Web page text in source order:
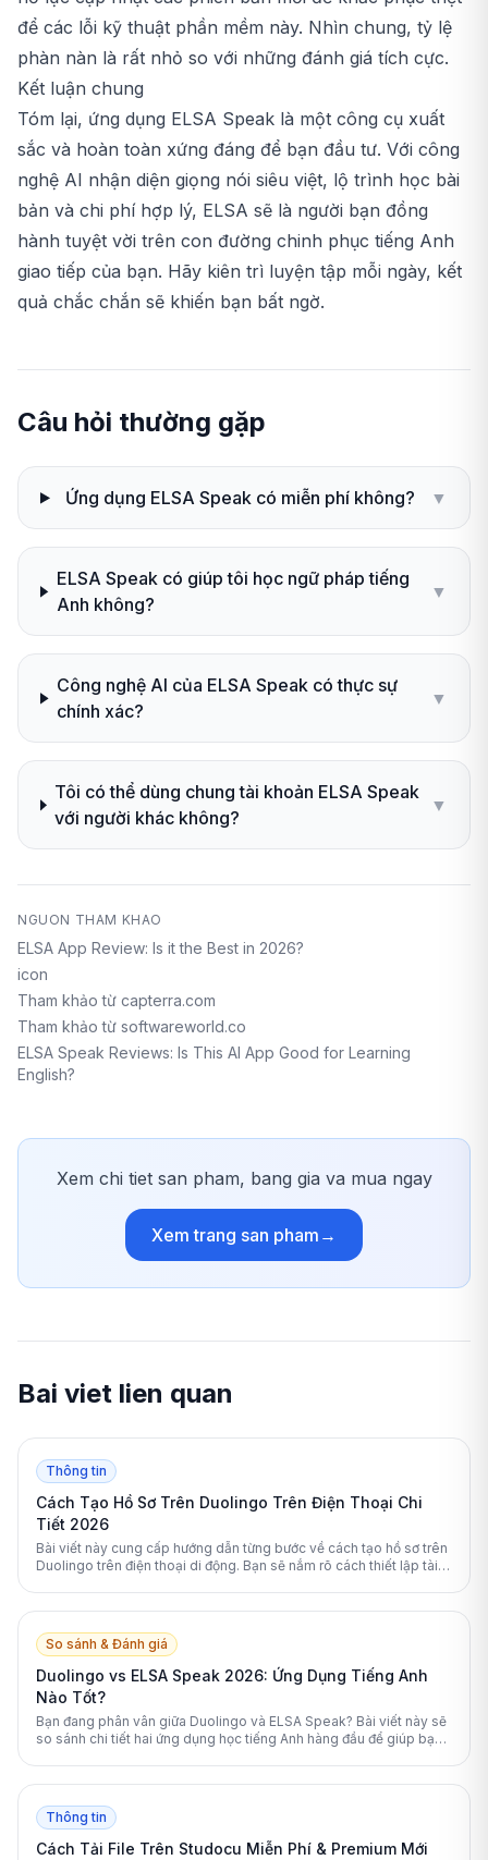
để các lỗi kỹ thuật phần mềm này. Nhìn chung, tỷ lệ
phàn nàn là rất nhỏ so với những đánh giá tích cực.
Kết luận chung
Tóm lại, ứng dụng ELSA Speak là một công cụ xuất
sắc và hoàn toàn xứng đáng để bạn đầu tư. Với công
nghệ AI nhận diện giọng nói siêu việt, lộ trình học bài
bản và chi phí hợp lý, ELSA sẽ là người bạn đồng
hành tuyệt vời trên con đường chinh phục tiếng Anh
giao tiếp của bạn. Hãy kiên trì luyện tập mỗi ngày, kết
quả chắc chắn sẽ khiến bạn bất ngờ.
Câu hỏi thường gặp
Ứng dụng ELSA Speak có miễn phí không? ▼
ELSA Speak có giúp tôi học ngữ pháp tiếng
Anh không?
▼
Công nghệ AI của ELSA Speak có thực sự
chính xác?
▼
Tôi có thể dùng chung tài khoản ELSA Speak
với người khác không?
▼
NGUON THAM KHAO
ELSA App Review: Is it the Best in 2026?
icon
Tham khảo từ capterra.com
Tham khảo từ softwareworld.co
ELSA Speak Reviews: Is This AI App Good for Learning
English?
Xem chi tiet san pham, bang gia va mua ngay
Xem trang san pham →
Bai viet lien quan
Thông tin
Cách Tạo Hồ Sơ Trên Duolingo Trên Điện Thoại Chi
Tiết 2026
Bài viết này cung cấp hướng dẫn từng bước về cách tạo hồ sơ trên
Duolingo trên điện thoại di động. Bạn sẽ nắm rõ cách thiết lập tài
So sánh & Đánh giá
Duolingo vs ELSA Speak 2026: Ứng Dụng Tiếng Anh
Nào Tốt?
Bạn đang phân vân giữa Duolingo và ELSA Speak? Bài viết này sẽ
so sánh chi tiết hai ứng dụng học tiếng Anh hàng đầu để giúp bạn
Thông tin
Cách Tải File Trên Studocu Miễn Phí & Premium Mới